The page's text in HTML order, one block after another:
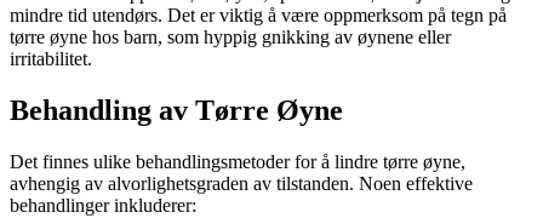
mindre tid utendørs. Det er viktig å være oppmerksom på tegn på
tørre øyne hos barn, som hyppig gnikking av øynene eller
irritabilitet.
Behandling av Tørre Øyne
Det finnes ulike behandlingsmetoder for å lindre tørre øyne,
avhengig av alvorlighetsgraden av tilstanden. Noen effektive
behandlinger inkluderer: